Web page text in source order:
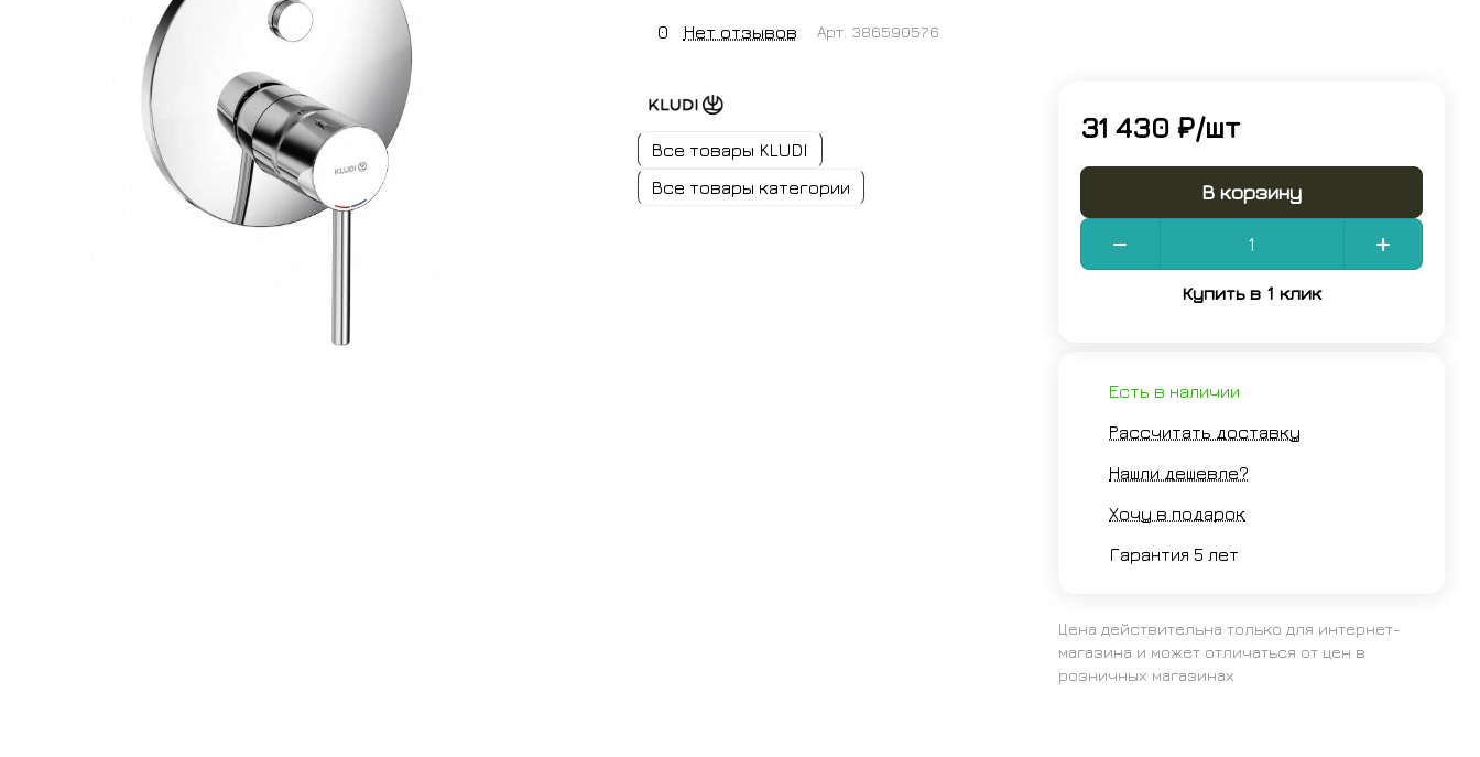
0 Нет отзывов Арт. 386590576
Все товары KLUDI
Все товары категории
31 430 ₽/шт
В корзину
Купить в 1 клик
Есть в наличии
Рассчитать доставку
Нашли дешевле?
Хочу в подарок
Гарантия 5 лет
Цена действительна только для интернет-
магазина и может отличаться от цен в
розничных магазинах